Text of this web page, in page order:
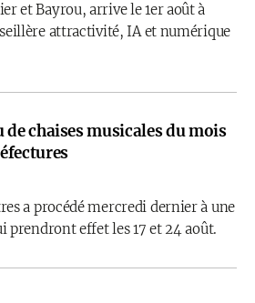
et Bayrou, arrive le 1er août à
attractivité, IA et numérique
chaises musicales du mois
a procédé mercredi dernier à une
prendront effet les 17 et 24 août.